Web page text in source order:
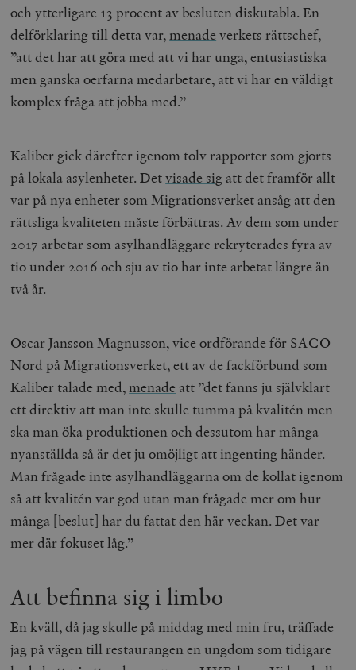
och ytterligare 13 procent av besluten diskutabla. En
delförklaring till detta var,menade verkets rättschef,
”att det har att göra med att vi har unga, entusiastiska
men ganska oerfarna medarbetare, att vi har en väldigt
komplex fråga att jobba med.”
Kaliber gick därefter igenom tolv rapporter som gjorts
på lokala asylenheter. Detvisade sig att det framför allt
var på nya enheter som Migrationsverket ansåg att den
rättsliga kvaliteten måste förbättras. Av dem som under
2017 arbetar som asylhandläggare rekryterades fyra av
tio under 2016 och sju av tio har inte arbetat längre än
två år.
Oscar Jansson Magnusson, vice ordförande för SACO
Nord på Migrationsverket, ett av de fackförbund som
Kaliber talade med,menade att ”det fanns ju självklart
ett direktiv att man inte skulle tumma på kvalitén men
ska man öka produktionen och dessutom har många
nyanställda så är det ju omöjligt att ingenting händer.
Man frågade inte asylhandläggarna om de kollat igenom
så att kvalitén var god utan man frågade mer om hur
många [beslut] har du fattat den här veckan. Det var
mer där fokuset låg.”
Att befinna sig i limbo
En kväll, då jag skulle på middag med min fru, träffade
jag på vägen till restaurangen en ungdom som tidigare